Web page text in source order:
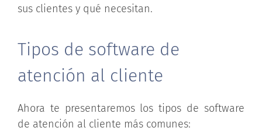
sus clientes y qué necesitan.
Tipos de software de
atención al cliente
Ahora te presentaremos los tipos de software
de atención al cliente más comunes: